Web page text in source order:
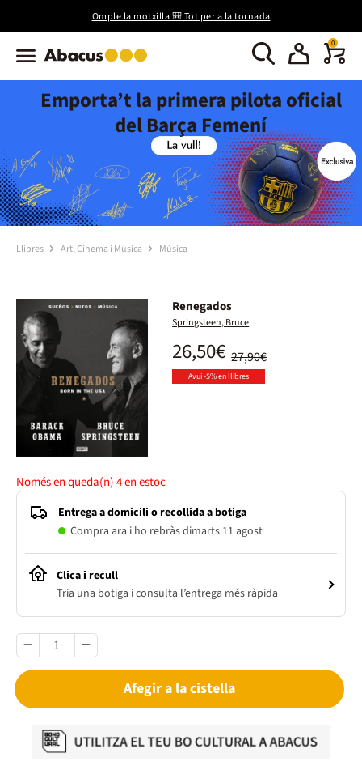
Omple la motxilla 🎒 Tot per a la tornada
0
Emporta’t la primera pilota oficial
del Barça Femení
Llibres Art, Cinema i Música Música
Renegados
Springsteen, Bruce
27,90€
26,50€
Avui -5% en llibres
Només en queda(n)4en estoc
Entrega a domicili o recollida a botiga
Compra ara i ho rebràs dimarts 11 agost
Clica i recull
Tria una botiga i consulta l’entrega més ràpida
Afegir a la cistella